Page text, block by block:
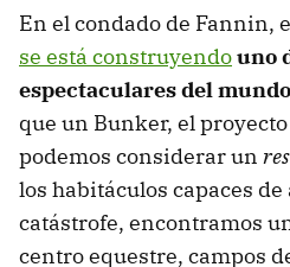
En el condado de Fannin,
se está construyendouno
espectaculares del mundo
que un Bunker, el
podemos considerar un
los habitáculos capaces
catástrofe, encontramos
centro equestre, campos